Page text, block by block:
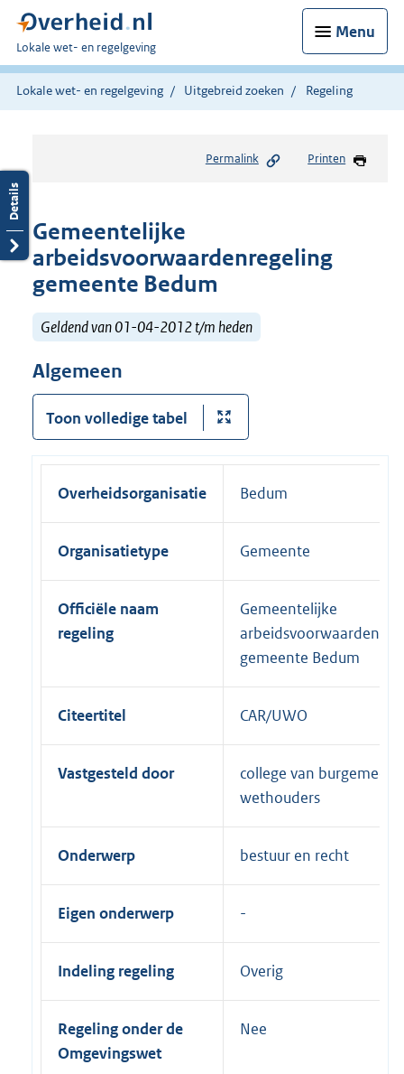
Menu
U
bent
hier:
Lokale wet- en regelgeving
Lokale wet- en regelgeving Uitgebreid zoeken Regeling
Permalink Printen
Gemeentelijke
arbeidsvoorwaardenregeling
gemeente Bedum
Geldend van 01-04-2012 t/m heden
Algemeen
Toon volledige tabel
Overheidsorganisatie Bedum
Organisatietype Gemeente
Officiële naam
regeling
Gemeentelijke
gemeente Bedum
Citeertitel CAR/UWO
Vastgesteld door
college van
wethouders
Onderwerp bestuur en recht
Eigen onderwerp
Indeling regeling Overig
Regeling onder de
Omgevingswet
Nee